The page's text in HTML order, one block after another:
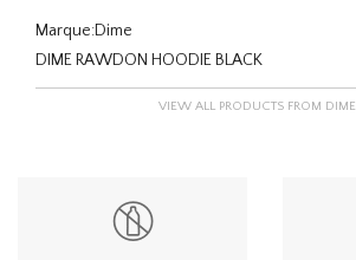
Marque:Dime
DIME RAWDON HOODIE BLACK
VIEW ALL PRODUCTS FROM DIME